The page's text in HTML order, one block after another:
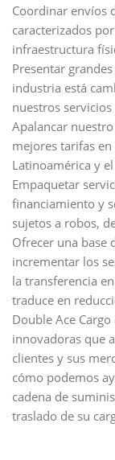
Coordinar envíos
caracterizados
infraestructura
Presentar
industria está
nuestros servicios
Apalancar
mejores tarifas
Latinoamérica y
Empaquetar
financiamiento y
sujetos a robos,
Ofrecer una base
incrementar los
la transferencia
traduce en
Double Ace
innovadoras que
clientes y sus
cómo podemos
cadena de
traslado de su